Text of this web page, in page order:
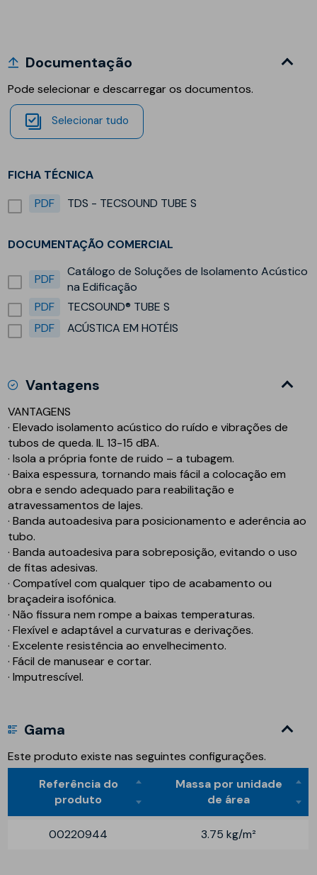
Documentação
Pode selecionar e descarregar os documentos.
Selecionar tudo
FICHA TÉCNICA
PDF
TDS - TECSOUND TUBE S
DOCUMENTAÇÃO COMERCIAL
PDF
Catálogo de Soluções de Isolamento Acústico
na Edificação
PDF
TECSOUND® TUBE S
PDF
ACÚSTICA EM HOTÉIS
Vantagens
VANTAGENS
· Elevado isolamento acústico do ruído e vibrações de
tubos de queda. IL 13-15 dBA.
· Isola a própria fonte de ruido – a tubagem.
· Baixa espessura, tornando mais fácil a colocação em
obra e sendo adequado para reabilitação e
atravessamentos de lajes.
· Banda autoadesiva para posicionamento e aderência ao
tubo.
· Banda autoadesiva para sobreposição, evitando o uso
de fitas adesivas.
· Compatível com qualquer tipo de acabamento ou
braçadeira isofónica.
· Não fissura nem rompe a baixas temperaturas.
· Flexível e adaptável a curvaturas e derivações.
· Excelente resistência ao envelhecimento.
· Fácil de manusear e cortar.
· Imputrescível.
Gama
Este produto existe nas seguintes configurações.
Referência do
produto
Massa por unidade
de área
00220944 3.75 kg/m²